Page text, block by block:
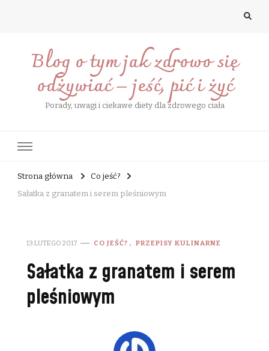
Blog o tym jak zdrowo się
odżywiać – jeść, pić i żyć
Porady, uwagi i ciekawe diety dla zdrowego ciała
Strona główna
Co jeść?
Sałatka z granatem i serem pleśniowym
13 LUTEGO 2017 CO JEŚĆ? PRZEPISY KULINARNE
Sałatka z granatem i serem
pleśniowym